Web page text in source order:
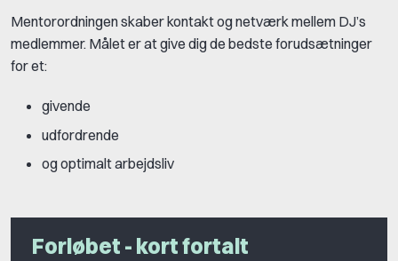
Mentorordningen skaber kontakt og netværk mellem DJ’s
medlemmer. Målet er at give dig de bedste forudsætninger
for et:
givende
udfordrende
og optimalt arbejdsliv
Forløbet - kort fortalt